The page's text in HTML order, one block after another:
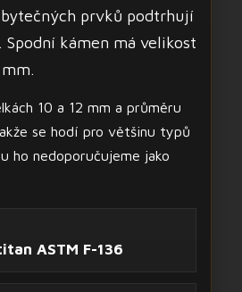
prvků podtrhují
Spodní kámen má velikost
10 a 12 mm a průměru
se hodí pro většinu typů
ho nedoporučujeme jako
ASTM F-136